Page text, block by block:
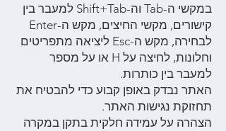
במקשי ה-Tab וה-Shift+Tab למעבר בין
קישורים, מקשי החיצים, מקש ה-Enter
לבחירה, מקש ה-Esc ליציאה מתפריטים
וחלונות, לחיצה על H או על מספר
למעבר בין כותרות.
האתר נבדק באופן קבוע כדי להבטיח את
תחזוקת נגישות האתר.
הצהרה על עמידה חלקית בתקן במקרה